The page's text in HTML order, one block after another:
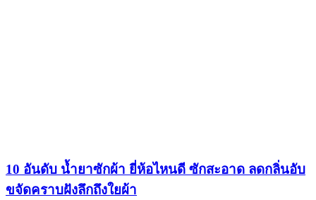
10 อันดับ น้ำยาซักผ้า ยี่ห้อไหนดี ซักสะอาด ลดกลิ่นอับ
ขจัดคราบฝังลึกถึงใยผ้า